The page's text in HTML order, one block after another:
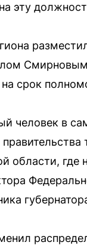
эту
срок
человек в
области, где